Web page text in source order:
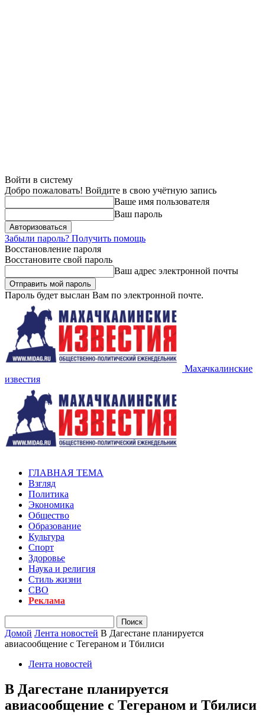
Войти в систему
Добро пожаловать! Войдите в свою учётную запись
Ваше имя пользователя
Ваш пароль
Забыли пароль? Получить помощь
Восстановление пароля
Восстановите свой пароль
Ваш адрес электронной почты
Пароль будет выслан Вам по электронной почте.
Махачкалинские
известия
ГЛАВНАЯ ТЕМА
Взгляд
Политика
Экономика
Общество
Образование
Культура
Спорт
Здоровье
Наука и религия
Стиль жизни
СВО
Реклама
Домой Лента новостей В Дагестане планируется
авиасообщение с Тегераном и Тбилиси
Лента новостей
В Дагестане планируется
авиасообщение с Тегераном и Тбилиси